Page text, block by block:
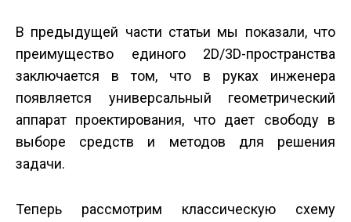
В предыдущей части статьи мы показали, что
преимущество единого 2D/3D-пространства
заключается в том, что в руках инженера
появляется универсальный геометрический
аппарат проектирования, что дает свободу в
выборе средств и методов для решения
задачи.
Теперь рассмотрим классическую схему